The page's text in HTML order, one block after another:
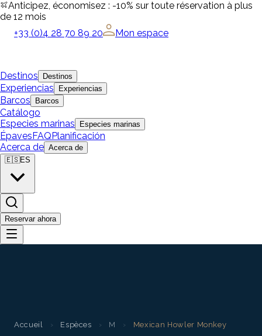
Anticipez, économisez : -10% sur toute réservation à plus
de 12 mois
+33 (0)4 28 70 89 20
Mon espace
Destinos Destinos
Experiencias Experiencias
Barcos Barcos
Catálogo
Especies marinas
Especies marinas
ÉpavesFAQPlanificación
Acerca de Acerca de
🇪🇸ES
Reservar ahora
Accueil › Espèces › M › Mexican Howler Monkey